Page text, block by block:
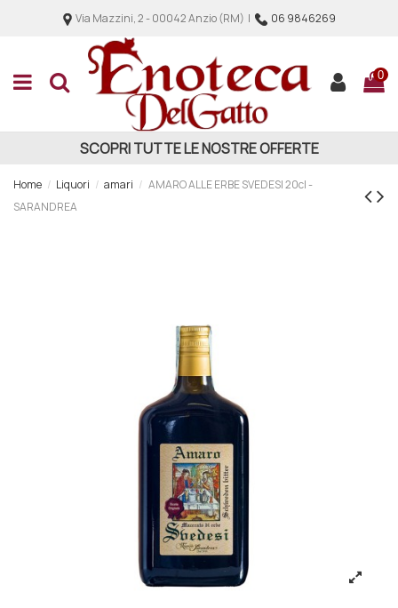
Via Mazzini, 2 - 00042 Anzio (RM) | 06 9846269
0
SCOPRI TUTTE LE NOSTRE OFFERTE
Home Liquori amari
AMARO ALLE ERBE SVEDESI 20cl -
SARANDREA